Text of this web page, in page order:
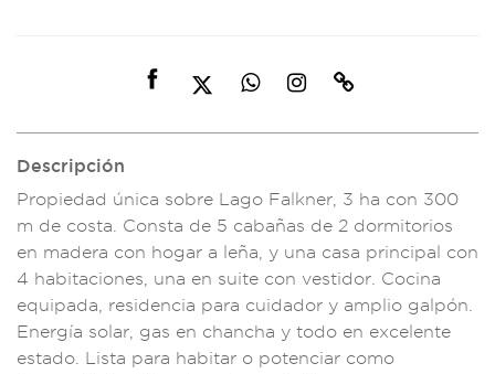
Descripción
Propiedad única sobre Lago Falkner, 3 ha con 300
m de costa. Consta de 5 cabañas de 2 dormitorios
en madera con hogar a leña, y una casa principal con
4 habitaciones, una en suite con vestidor. Cocina
equipada, residencia para cuidador y amp lio galpón.
Energía solar, gas en chancha y todo en excel ente
estado. Lista para habitar o potenciar como